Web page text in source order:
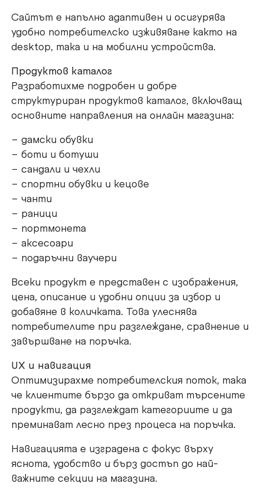
Сайтът е напълно адаптивен и осигурява
удобно потребителско изживяване както на
desktop, така и на мобилни устройства.
Продуктов каталог
Разработихме подробен и добре
структуриран продуктов каталог, включващ
основните направления на онлайн магазина:
– дамски обувки
– боти и ботуши
– сандали и чехли
– спортни обувки и кецове
– чанти
– раници
– портмонета
– аксесоари
– подаръчни ваучери
Всеки продукт е представен с изображения,
цена, описание и удобни опции за избор и
добавяне в количката. Това улеснява
потребителите при разглеждане, сравнение и
завършване на поръчка.
UX и навигация
Оптимизирахме потребителския поток, така
че клиентите бързо да откриват търсените
продукти, да разглеждат категориите и да
преминават лесно през процеса на поръчка.
Навигацията е изградена с фокус върху
яснота, удобство и бърз достъп до най-
важните секции на магазина.